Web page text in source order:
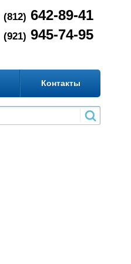
(812) 642-89-41
(921) 945-74-95
Контакты